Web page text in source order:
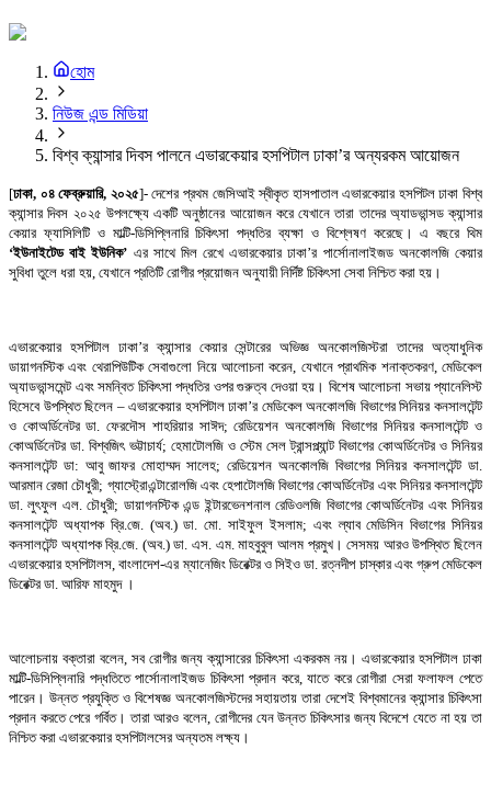
হোম
নিউজ এন্ড মিডিয়া
বিশ্ব ক্যান্সার দিবস পালনে এভারকেয়ার হসপিটাল ঢাকা’র অন্যরকম আয়োজন
[ঢাকা, ০৪ ফেব্রুয়ারি, ২০২৫]- দেশের প্রথম জেসিআই স্বীকৃত হাসপাতাল এভারকেয়ার হসপিটল ঢাকা বিশ্ব
ক্যান্সার দিবস ২০২৫ উপলক্ষ্যে একটি অনুষ্ঠানের আয়োজন করে যেখানে তারা তাদের অ্যাডভান্সড ক্যান্সার
কেয়ার ফ্যাসিলিটি ও মাল্টি-ডিসিপ্লিনারি চিকিৎসা পদ্ধতির ব্যক্ষা ও বিশ্লেষণ করেছে। এ বছরে থিম
‘ইউনাইটেড বাই ইউনিক’ এর সাথে মিল রেখে এভারকেয়ার ঢাকা’র পার্সোনালাইজড অনকোলজি কেয়ার
সুবিধা তুলে ধরা হয়, যেখানে প্রতিটি রোগীর প্রয়োজন অনুযায়ী নির্দিষ্ট চিকিৎসা সেবা নিশ্চিত করা হয়।
এভারকেয়ার হসপিটাল ঢাকা’র ক্যান্সার কেয়ার সেন্টারের অভিজ্ঞ অনকোলজিস্টরা তাদের অত্যাধুনিক
ডায়াগনস্টিক এবং থেরাপিউটিক সেবাগুলো নিয়ে আলোচনা করেন, যেখানে প্রাথমিক শনাক্তকরণ, মেডিকেল
অ্যাডভান্সমেন্ট এবং সমন্বিত চিকিৎসা পদ্ধতির ওপর গুরুত্ব দেওয়া হয়। বিশেষ আলোচনা সভায় প্যানেলিস্ট
হিসেবে উপস্থিত ছিলেন – এভারকেয়ার হসপিটাল ঢাকা’র মেডিকেল অনকোলজি বিভাগের সিনিয়র কনসালটেন্ট
ও কোঅর্ডিনেটর ডা. ফেরদৌস শাহরিয়ার সাঈদ; রেডিয়েশন অনকোলজি বিভাগের সিনিয়র কনসালটেন্ট ও
কোঅর্ডিনেটর ডা. বিশ্বজিৎ ভট্টাচার্য; হেমাটোলজি ও স্টেম সেলট্রান্সপ্ল্যান্ট বিভাগের কোঅর্ডিনেটর ও সিনিয়র
কনসালটেন্ট ডা: আবু জাফর মোহাম্মদ সালেহ; রেডিয়েশন অনকোলজি বিভাগের সিনিয়র কনসালটেন্ট ডা.
আরমান রেজা চৌধুরী; গ্যাস্ট্রোএন্টারোলজি এবং হেপাটোলজি বিভাগের কোঅর্ডিনেটর এবং সিনিয়র কনসালটেন্ট
ডা. লুৎফুল এল. চৌধুরী; ডায়াগনস্টিক এন্ড ইন্টারভেনশনাল রেডিওলজি বিভাগের কোঅর্ডিনেটর এবং সিনিয়র
কনসালটেন্ট অধ্যাপক ব্রি.জে. (অব.) ডা. মো. সাইফুল ইসলাম; এবং ল্যাব মেডিসিন বিভাগের সিনিয়র
কনসালটেন্ট অধ্যাপক ব্রি.জে. (অব.) ডা. এস. এম. মাহবুবুল আলম প্রমুখ। সেসময় আরও উপস্থিত ছিলেন
এভারকেয়ার হসপিটালস, বাংলাদেশ-এর ম্যানেজিং ডিরেক্টর ও সিইও ডা. রত্নদীপ চাস্কার এবং গ্রুপ মেডিকেল
ডিরেক্টর ডা. আরিফ মাহমুদ ।
আলোচনায় বক্তারা বলেন, সব রোগীর জন্য ক্যান্সারের চিকিৎসা একরকম নয়। এভারকেয়ার হসপিটাল ঢাকা
মাল্টি-ডিসিপ্লিনারি পদ্ধতিতে পার্সোনালাইজড চিকিৎসা প্রদান করে, যাতে করে রোগীরা সেরা ফলাফল পেতে
পারেন। উন্নত প্রযুক্তি ও বিশেষজ্ঞ অনকোলজিস্টদের সহায়তায় তারা দেশেই বিশ্বমানের ক্যান্সার চিকিৎসা
প্রদান করতে পেরে গর্বিত। তারা আরও বলেন, রোগীদের যেন উন্নত চিকিৎসার জন্য বিদেশে যেতে না হয় তা
নিশ্চিত করা এভারকেয়ার হসপিটালসের অন্যতম লক্ষ্য।